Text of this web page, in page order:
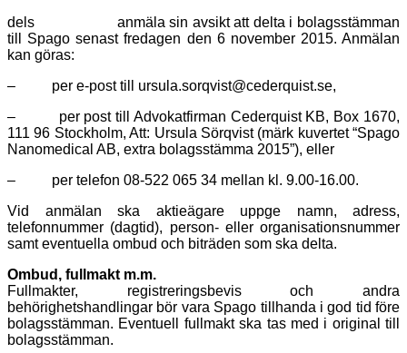
dels anmäla sin avsikt att delta i bolagsstämman
till Spago senast fredagen den 6 november 2015. Anmälan
kan göras:
– per e-post till ursula.sorqvist@cederquist.se,
– per post till Advokatfirman Cederquist KB, Box 1670,
111 96 Stockholm, Att: Ursula Sörqvist (märk kuvertet “Spago
Nanomedical AB, extra bolagsstämma 2015”), eller
– per telefon 08-522 065 34 mellan kl. 9.00-16.00.
Vid anmälan ska aktieägare uppge namn, adress,
telefonnummer (dagtid), person- eller organisationsnummer
samt eventuella ombud och biträden som ska delta.
Ombud, fullmakt m.m.
Fullmakter, registreringsbevis och andra
behörighetshandlingar bör vara Spago tillhanda i god tid före
bolagsstämman. Eventuell fullmakt ska tas med i original till
bolagsstämman.